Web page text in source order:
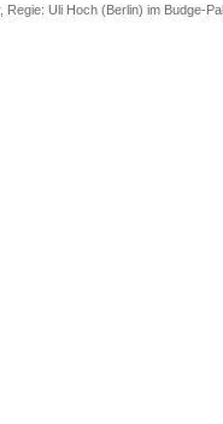
Uli Hoch (Berlin) im Budge-